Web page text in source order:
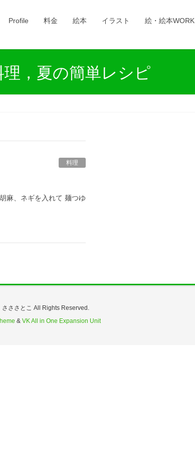
Profile 料金 絵本 イラスト 絵・絵本WORK
，夏の簡単レシピ
料理
麻、ネギを入れて 麺つゆ
ささとこ All Rights Reserved.
& VK All in One Expansion Unit